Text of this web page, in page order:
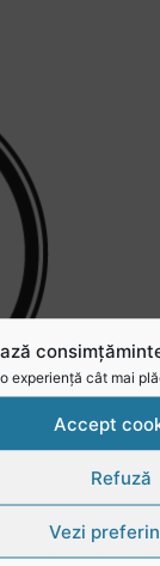
experiență cât mai
Accept
Refuză
Vezi